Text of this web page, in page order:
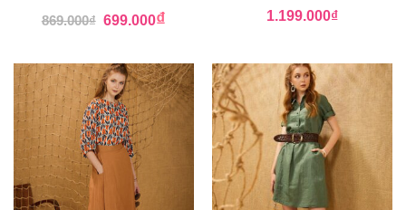
869.000₫ 699.000₫
1.199.000₫